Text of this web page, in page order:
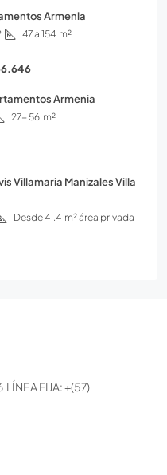
Armenia
47 a 154 m²
Armenia
27- 56 m²
Villamaria Manizales Villa
Desde 41.4 m² área privada
FIJA: +(57)